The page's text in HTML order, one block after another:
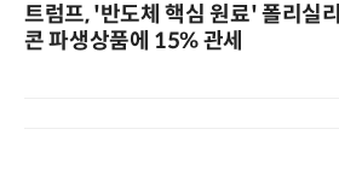
트럼프, '반도체 핵심 원료' 폴리실리
콘 파생상품에 15% 관세